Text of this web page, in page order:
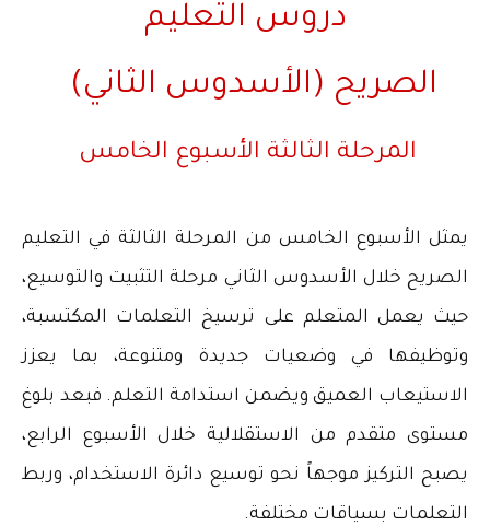
دروس التعليم
الصريح (الأسدوس الثاني)
المرحلة الثالثة الأسبوع الخامس
يمثل الأسبوع الخامس من المرحلة الثالثة في التعليم
الصريح خلال الأسدوس الثاني مرحلة التثبيت والتوسيع،
حيث يعمل المتعلم على ترسيخ التعلمات المكتسبة،
وتوظيفها في وضعيات جديدة ومتنوعة، بما يعزز
الاستيعاب العميق ويضمن استدامة التعلم. فبعد بلوغ
مستوى متقدم من الاستقلالية خلال الأسبوع الرابع،
يصبح التركيز موجهاً نحو توسيع دائرة الاستخدام، وربط
التعلمات بسياقات مختلفة.